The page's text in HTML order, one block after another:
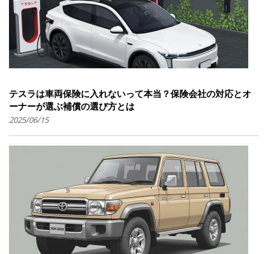
テスラは車両保険に入れないって本当？保険会社の対応とオ
ーナーが選ぶ補償の選び方とは
2025/06/15